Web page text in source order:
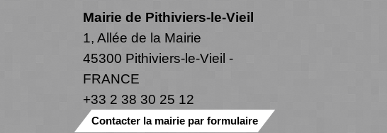
Mairie de Pithiviers-le-Vieil
1, Allée de la Mairie
45300 Pithiviers-le-Vieil -
FRANCE
+33 2 38 30 25 12
Contacter la mairie par formulaire